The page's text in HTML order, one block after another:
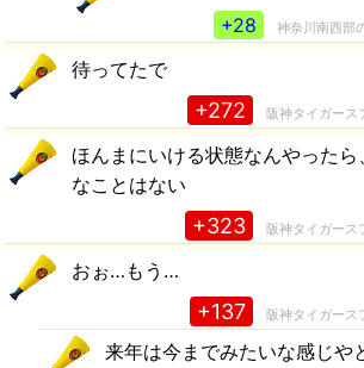
+28
神奈川南西部
待ってたで
+272 阪神タイガース
ほんまにいける状態なんやった
なことはない
+323 阪神タイガース
おぉ…もう…
+137 阪神タイガース
来年は今までみたいな感じや